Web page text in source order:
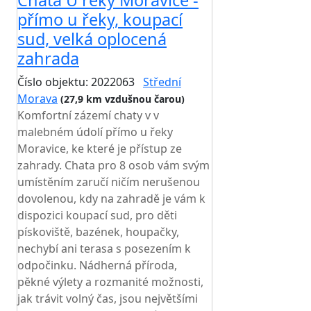
přímo u řeky, koupací
sud, velká oplocená
zahrada
Číslo objektu: 2022063 Střední
Morava (27,9 km vzdušnou čarou)
Komfortní zázemí chaty v v
malebném údolí přímo u řeky
Moravice, ke které je přístup ze
zahrady. Chata pro 8 osob vám svým
umístěním zaručí ničím nerušenou
dovolenou, kdy na zahradě je vám k
dispozici koupací sud, pro děti
pískoviště, bazének, houpačky,
nechybí ani terasa s posezením k
odpočinku. Nádherná příroda,
pěkné výlety a rozmanité možnosti,
jak trávit volný čas, jsou největšími